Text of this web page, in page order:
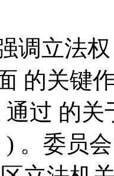
调立法
的关键
通过 的
) 。委员